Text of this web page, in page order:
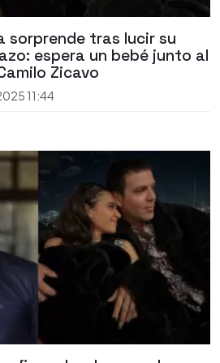
sorprende tras lucir su
espera un bebé junto al
Zicavo
11:44